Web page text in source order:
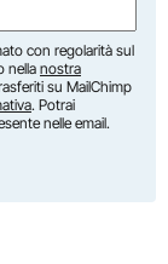
con regolarità sul
nella nostra
su MailChimp
. Potrai
nelle email.